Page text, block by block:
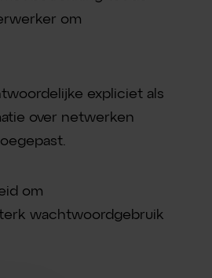
om
expliciet als
over netwerken
om
wachtwoordgebruik